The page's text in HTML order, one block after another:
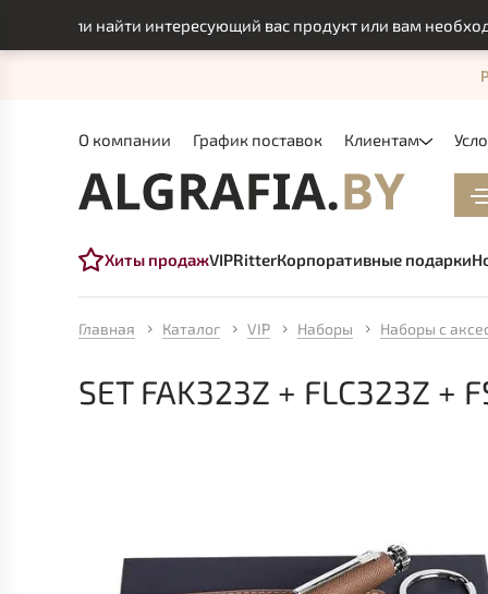
найти интересующий вас продукт или вам необходимо
О компании График поставок Клиентам
Хиты продажVIPRitterКорпоративные подарки
Главная Каталог VIP Наборы Наборы с
SET FAK323Z + FLC323Z +